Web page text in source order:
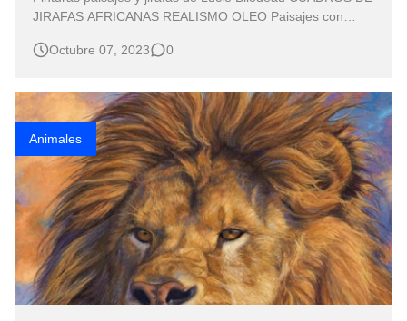
JIRAFAS AFRICANAS REALISMO OLEO Paisajes con
de Jirafas Arte en Pinturas de Jirafas Imágenes de Jirafas
de jira…
Octubre 07, 2023 0
Animales